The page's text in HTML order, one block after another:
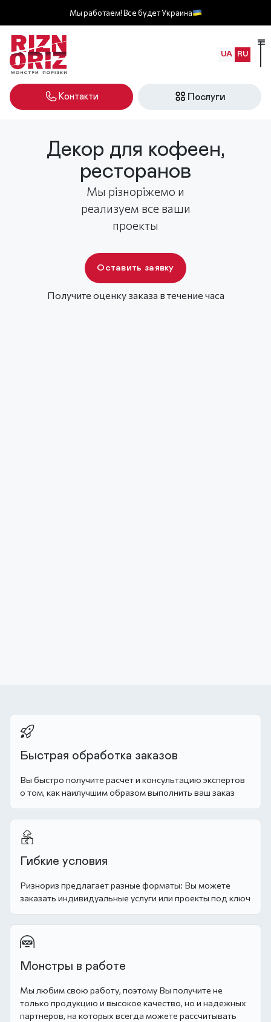
Мы работаем! Все будет Украина
UA RU
Контакти Послуги
Декор для кофеен,
ресторанов
Мы різноріжемо и
реализуем все ваши
проекты
Оставить заявку
Получите оценку заказа в течение часа
Быстрая обработка заказов
Вы быстро получите расчет и консультацию экспертов
о том, как наилучшим образом выполнить ваш заказ
Гибкие условия
Ризнориз предлагает разные форматы: Вы можете
заказать индивидуальные услуги или проекты под ключ
Монстры в работе
Мы любим свою работу, поэтому Вы получите не
только продукцию и высокое качество, но и надежных
партнеров, на которых всегда можете рассчитывать